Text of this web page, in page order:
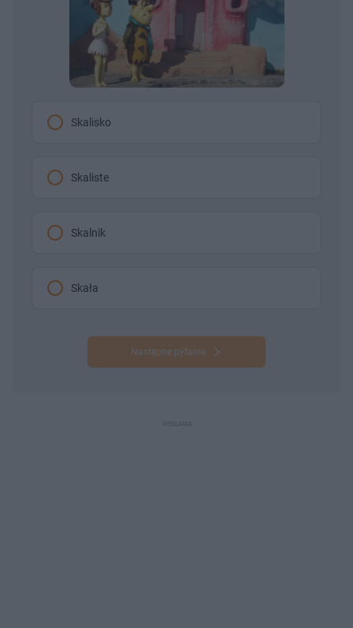
Skalisko
Skaliste
Skalnik
Skała
Następne pytanie